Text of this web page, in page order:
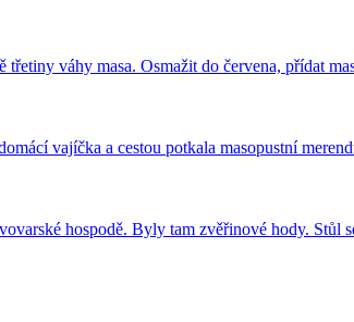
váhy masa. Osmažit do červena, přídat
vajíčka a cestou potkala masopustní
hospodě. Byly tam zvěřinové hody. Stůl